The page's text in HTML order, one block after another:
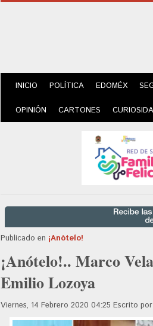
INICIO POLÍTICA EDOMÉX
OPINIÓN CARTONES
Publicado en ¡Anótelo!
¡Anótelo!.. Marco
Emilio Lozoya
Viernes, 14 Febrero 2020 04:25 Escrito por